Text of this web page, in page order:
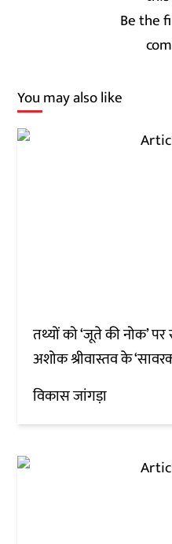
Be the
You may also like
तथ्यों को ‘जूते की नोक’
अशोक श्रीवास्तव के
विकास जांगड़ा